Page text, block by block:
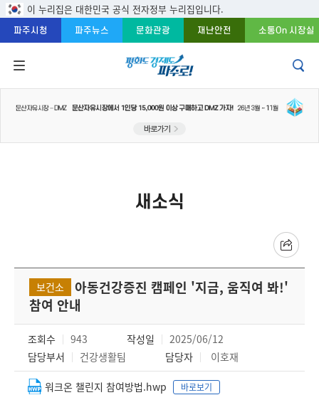
본문 바로가기
주메뉴 바로가기
푸터 바로가기
이 누리집은 대한민국 공식 전자정부 누리집입니다.
파주시청 파주뉴스 문화관광 재난안전 소통On 시장실
새소식
보건소
아동건강증진 캠페인 '지금, 움직여 봐!'
참여 안내
조회수 943 작성일
2025/06/12
담당부서
건강생활팀 담당자 이호재
워크온 챌린지 참여방법.hwp 바로보기